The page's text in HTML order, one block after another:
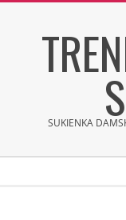
SUKIENKA